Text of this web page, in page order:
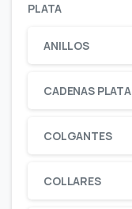
PLATA
ANILLOS
CADENAS PLATA
COLGANTES
COLLARES